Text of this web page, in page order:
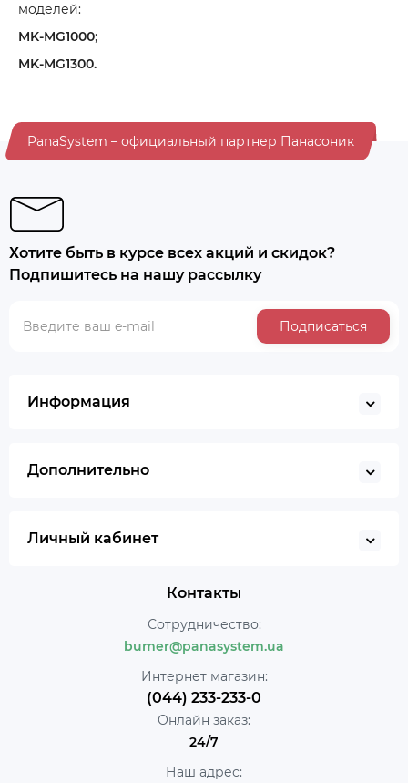
моделей:
MK-MG1000;
MK-MG1300.
PanaSystem – официальный партнер Панасоник
Хотите быть в курсе всех акций и скидок?
Подпишитесь на нашу рассылку
Подписаться
Информация
Дополнительно
Личный кабинет
Контакты
Сотрудничество:
bumer@panasystem.ua
Интернет магазин:
(044) 233-233-0
Онлайн заказ:
24/7
Наш адрес: